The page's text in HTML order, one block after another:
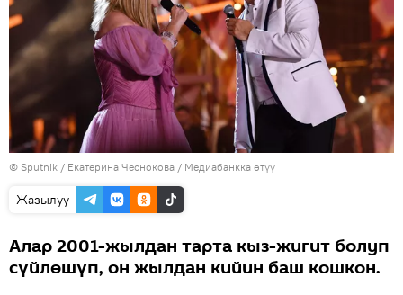
© Sputnik / Екатерина Чеснокова / Медиабанкка өтүү
Жазылуу
Алар 2001-жылдан тарта кыз-жигит болуп
сүйлөшүп, он жылдан кийин баш кошкон.